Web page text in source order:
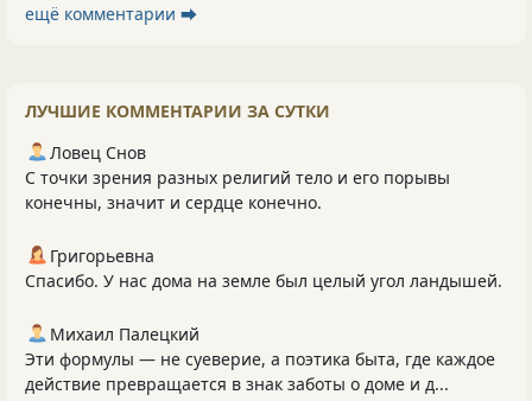
ещё комментарии ⮕
ЛУЧШИЕ КОММЕНТАРИИ ЗА СУТКИ
Ловец Снов
С точки зрения разных религий тело и его порывы
конечны, значит и сердце конечно.
Григорьевна
Спасибо. У нас дома на земле был целый угол ландышей.
Михаил Палецкий
Эти формулы — не суеверие, а поэтика быта, где каждое
действие превращается в знак заботы о доме и д...